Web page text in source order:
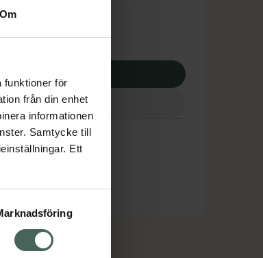
Om
funktioner för
från din enhet
informationen
Samtycke till
Ett
kr
recept